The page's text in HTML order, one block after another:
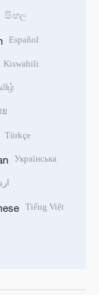
සිංහල
Español
Kiswahili
Türkçe
Українська
Tiếng Việt